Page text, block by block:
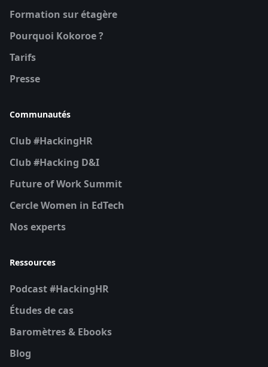
Formation sur étagère
Pourquoi Kokoroe ?
Tarifs
Presse
Communautés
Club #HackingHR
Club #Hacking D&I
Future of Work Summit
Cercle Women in EdTech
Nos experts
Ressources
Podcast #HackingHR
Études de cas
Baromètres & Ebooks
Blog